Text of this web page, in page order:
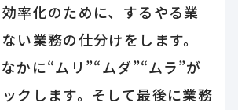
率化のために、するやる業
い業務の仕分けをします。
かに“ムリ”“ムダ”“ムラ”が
クします。そして最後に業務